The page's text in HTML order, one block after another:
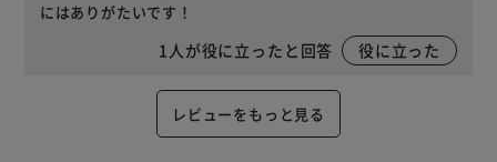
にはありがたいです！
1 人が役に立ったと回答 役に立った
レビューをもっと見る